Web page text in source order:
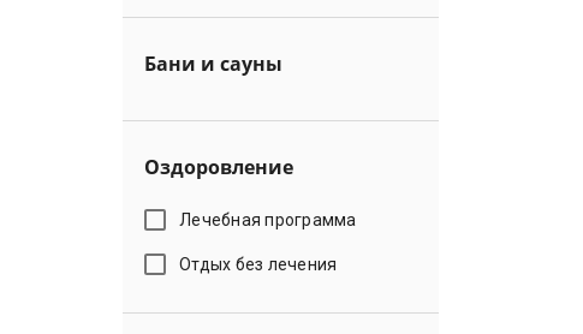
Бани и сауны
Оздоровление
Лечебная программа
Отдых без лечения